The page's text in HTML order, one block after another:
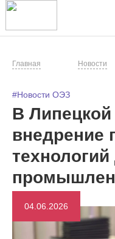
Главная Новости
#Новости ОЭЗ
В Липецкой
внедрение
04.06.2026